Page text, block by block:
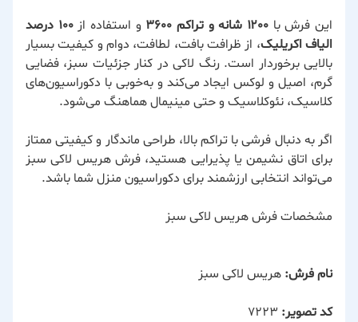
این فرش با ۱۲۰۰ شانه و تراکم ۳۶۰۰ و استفاده از
۱۰۰ درصد
الیاف اکریلیک، از ظرافت بافت، لطافت، دوام و کیفیت بسیار
بالایی برخوردار است. رنگ لاکی در کنار جزئیات سبز، فضایی
گرم، اصیل و لوکس ایجاد می‌کند و به‌خوبی با دکوراسیون‌های
کلاسیک، نئوکلاسیک و حتی مینیمال هماهنگ می‌شود.
اگر به دنبال فرشی با تراکم بالا، طراحی ماندگار و کیفیتی ممتاز
برای اتاق نشیمن یا پذیرایی هستید، فرش هریس لاکی سبز
می‌تواند انتخابی ارزشمند برای دکوراسیون منزل شما باشد.
مشخصات فرش هریس لاکی سبز
نام فرش: هریس لاکی سبز
کد تصویر: